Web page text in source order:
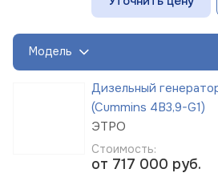
Модель
Дизельный
(Cummins 4B3,9-G1)
ЭТРО
Стоимость:
от 717 000 руб.